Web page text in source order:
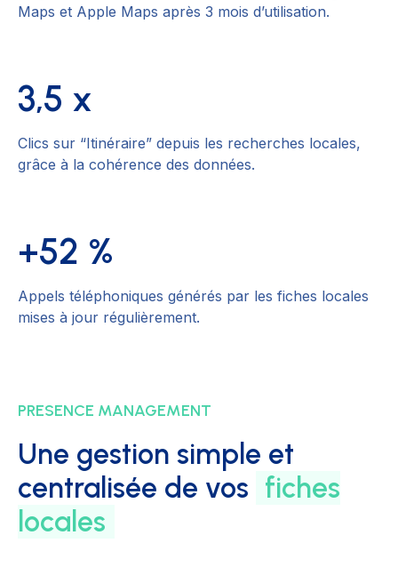
Maps et Apple Maps après 3 mois d’utilisation.
3,5 x
Clics sur “Itinéraire” depuis les recherches locales,
grâce à la cohérence des données.
+52 %
Appels téléphoniques générés par les fiches locales
mises à jour régulièrement.
PRESENCE MANAGEMENT
Une gestion simple et
centralisée de vos fiches
locales